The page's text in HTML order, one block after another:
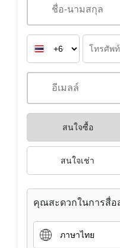
สนใจซื้อ
สนใจเช่า
คุณสะดวกในการสื่อ